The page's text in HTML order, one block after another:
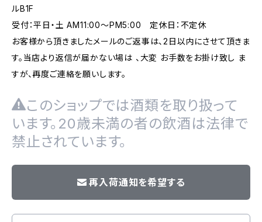
ルB1F
受付：平日・土 AM11:00～PM5:00 定休日：不定休
お客様から頂きましたメールのご返事は、2日以内にさせて頂きま
す。当店より返信が届かない場は 、大変 お手数をお掛け致し ま
すが、再度ご連絡を願いします。
このショップでは酒類を取り扱って
います。20歳未満の者の飲酒は法律で
禁止されています。
再入荷通知を希望する